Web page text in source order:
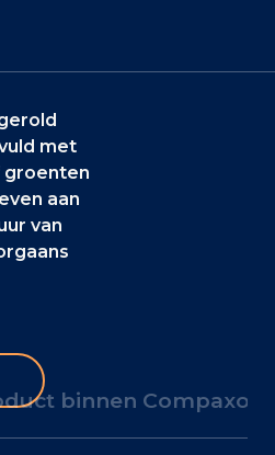
met
groenten
aan
van
binnen Compaxo